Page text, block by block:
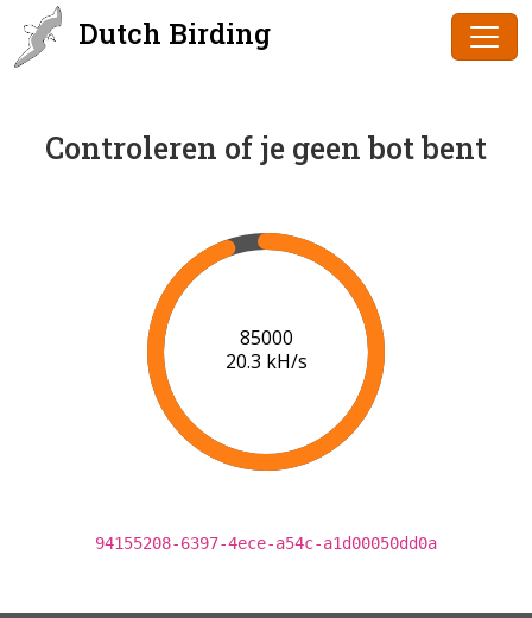
Dutch Birding
Controleren of je geen bot bent
87000
20.4 kH/s
94155208-6397-4ece-a54c-a1d00050dd0a